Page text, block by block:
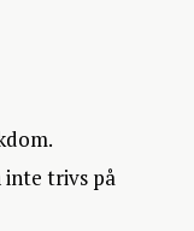
inte trivs på